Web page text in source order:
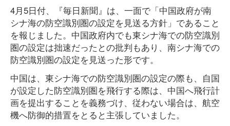
4月5日付、『毎日新聞』は、一面で「中国政府が南
シナ海の防空識別圏の設定を見送る方針」であること
を報じました。中国政府内でも東シナ海での防空識別
圏の設定は拙速だったとの批判もあり、南シナ海での
防空識別圏の設定を見送った形です。
中国は、東シナ海での防空識別圏の設定の際も、自国
が設定した防空識別圏を飛行する際は、中国へ飛行計
画を提出することを義務づけ、従わない場合は、航空
機へ防御的措置をとると主張していました。